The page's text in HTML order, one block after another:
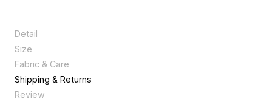
Detail
아카이브앱크 시그니처 플링백의 스몰 버전입니다. 절개선 디자인과
내부 캔버스 안감이 가방의 볼륨을 안정감 있게 잡아주며, 스트랩 조
절로 크로스·토트·숄더 3WAY연출이 가능합니다.
Size
Size
세로
가로
Fabric & Care
천연 가죽 제품으로 착용 및 보관시 습기나 물에 노출되지 않는 것이
좋으며, 물에 닿았을 경우 마른 수건으로 닦아주고 서늘한 곳에서 말
려주는 것이 좋다.
Shipping & Returns
Review